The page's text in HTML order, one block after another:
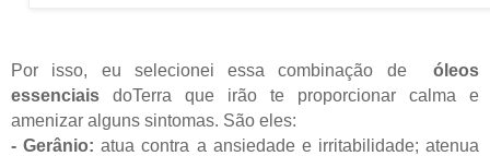
Por isso, eu selecionei essa combinação de
óleos
essenciais doTerra que irão te proporcionar calma e
amenizar alguns sintomas. São eles:
- Gerânio:atua contra a ansiedade e irritabilidade; atenua